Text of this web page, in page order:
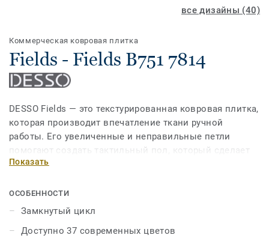
все дизайны (40)
Коммерческая ковровая плитка
Fields - Fields B751 7814
DESSO Fields — это текстурированная ковровая плитка,
которая производит впечатление ткани ручной
работы. Его увеличенные и неправильные петли
помогают создать тактильный пол, который сделает
любое пространство теплым и уютным. С
которые можно комбинировать для получения
уникальных результатов, дизайнеры могут смешивать
различные нейтральные тона или сочетать яркие
цвета с более острыми оттенками для богатой
Показать
ОСОБЕННОСТИ
Замкнутый цикл
Доступно 37 современных цветов